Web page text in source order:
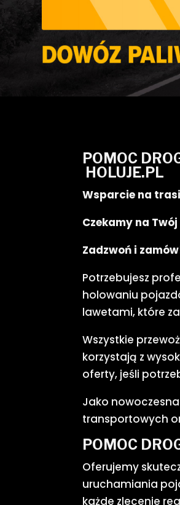
POMOC
HOLUJE.PL
Wsparcie na
Czekamy na
Zadzwoń i
Potrzebujesz
holowaniu
lawetami, które
Wszystkie
korzystają z
oferty, jeśli
Jako
transportowych
POMOC
Oferujemy
uruchamiania
każde zlecenie